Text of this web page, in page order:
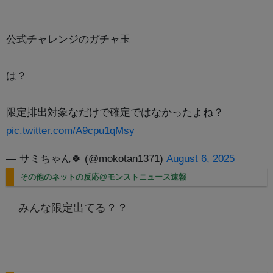
公式チャレンジのガチャ玉
は？
限定排出対象なだけで確定ではなかったよね？
pic.twitter.com/A9cpu1qMsy
— サミちゃん🍀 (@mokotan1371) August 6, 2025
その他のネットの反応@モンストニュース速報
みんな限定出てる？？